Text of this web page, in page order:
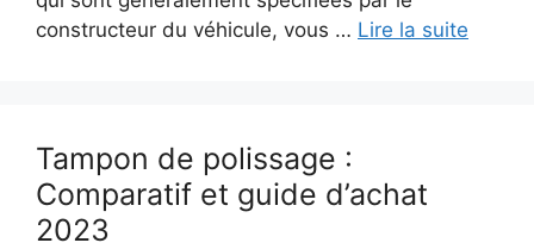
constructeur du véhicule, vous … Lire la suite
Tampon de polissage :
Comparatif et guide d’achat
2023